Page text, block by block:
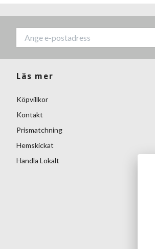
Läs mer
Köpvillkor
Kontakt
Prismatchning
Hemskickat
Handla Lokalt